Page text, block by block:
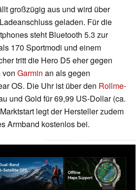
großzügig aus und wird über
geladen. Für die
steht Bluetooth 5.3 zur
170 Sportmodi und einem
tritt die Hero D5 eher gegen
von Garmin an als gegen
OS. Die Uhr ist über den Rollme-
und Gold für 69,99 US-Dollar (ca.
legt der Hersteller zudem
Armband kostenlos bei.